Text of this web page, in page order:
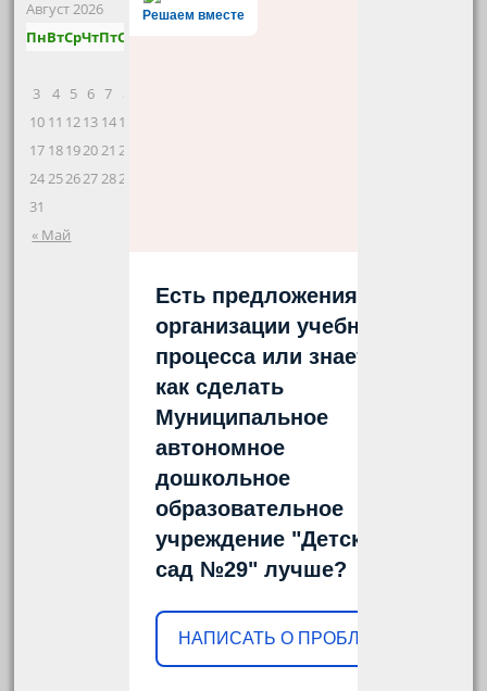
Август 2026
ПнВтСрЧтПтСб
« Май
3
4 5 6 7 8
10 11 1213 1415
17 18192021 22
242526272829
31
Решаем вместе
Есть предложения по
организации учебного
процесса или знаете,
как сделать
Муниципальное
автономное
дошкольное
образовательное
учреждение "Детский
сад №29" лучше?
НАПИСАТЬ О ПРОБЛЕМЕ